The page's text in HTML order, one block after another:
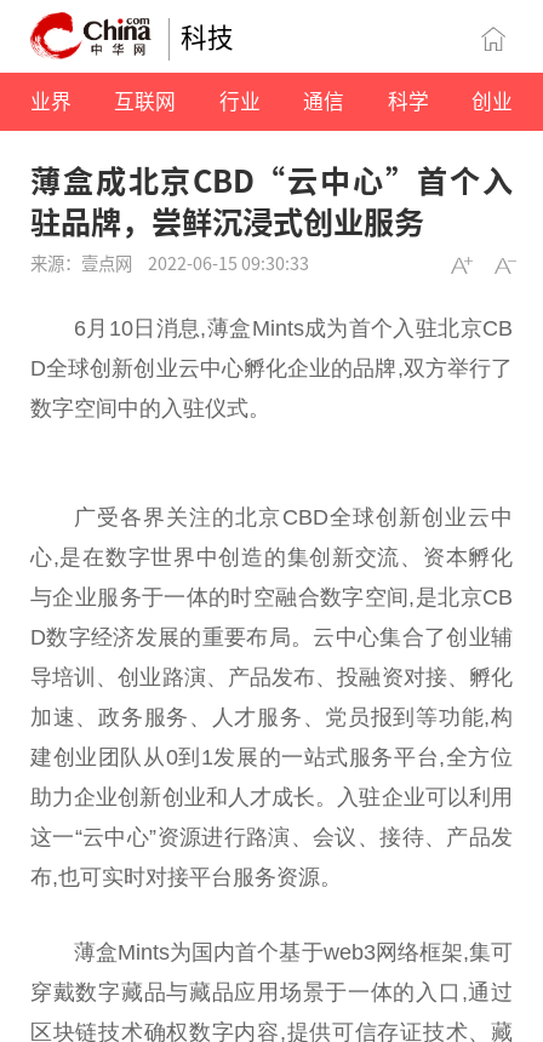
科技
业界 互联网 行业 通信 科学 创业
薄盒成北京CBD“云中心”首个入
驻品牌，尝鲜沉浸式创业服务
来源：壹点网 2022-06-15 09:30:33
6月10日消息,薄盒Mints成为首个入驻北京CB
D全球创新创业云中心孵化企业的品牌,双方举行了
数字空间中的入驻仪式。
广受各界关注的北京CBD全球创新创业云中
心,是在数字世界中创造的集创新交流、资本孵化
与企业服务于一体的时空融合数字空间,是北京CB
D数字经济发展的重要布局。云中心集合了创业辅
导培训、创业路演、产品发布、投融资对接、孵化
加速、政务服务、人才服务、党员报到等功能,构
建创业团队从0到1发展的一站式服务平台,全方位
助力企业创新创业和人才成长。入驻企业可以利用
这一“云中心”资源进行路演、会议、接待、产品发
布,也可实时对接平台 服务资源。
薄盒Mints为国内首个基于web3网络框架,集可
穿戴数字藏品与藏品应用场景于一体的入口,通过
区块链技术确权数字内容,提供可信存证技术、藏